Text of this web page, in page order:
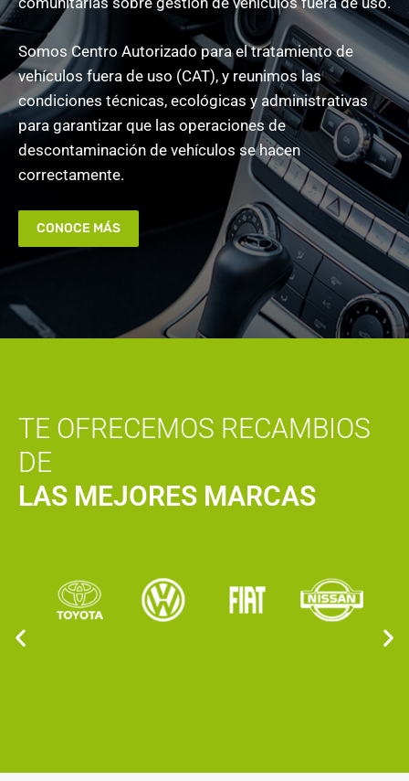
Somos Centro Autorizado para el tratamiento de
vehículos fuera de uso (CAT), y reunimos las
condiciones técnicas, ecológicas y administrativas
para garantizar que las operaciones de
descontaminación de vehículos se hacen
correctamente.
CONOCE MÁS
TE OFRECEMOS RECAMBIOS
DE
LAS MEJORES MARCAS